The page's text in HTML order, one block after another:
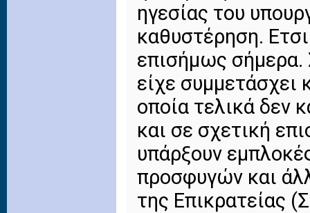
ηγεσίας του
καθυστέρηση.
επισήμως σήμερα.
είχε συμμετάσχει
οποία τελικά δεν
και σε σχετική
υπάρξουν
προσφυγών και
της Επικρατείας